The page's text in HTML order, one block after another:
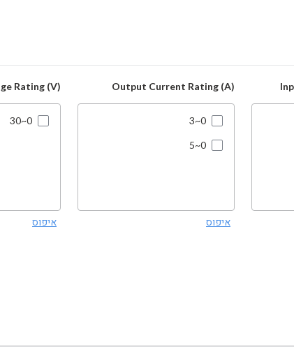
Output Current Rating (A)
0~3
0~5
איפוס
Rating (V)
0~30
איפוס